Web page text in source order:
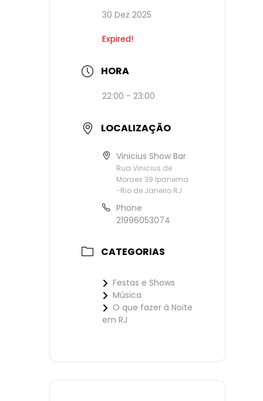
30 Dez 2025
Expired!
HORA
22:00 - 23:00
LOCALIZAÇÃO
Vinicius Show Bar
Rua Vinicius de
Moraes 39 Ipanema
-Rio de Janeiro RJ
Phone
21996053074
CATEGORIAS
Festas e Shows
Música
O que fazer à Noite
em RJ